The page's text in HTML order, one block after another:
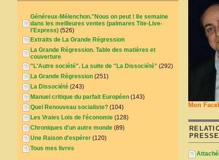
Généreux-Mélenchon."Nous on peut ! 8e semaine
dans les meilleures ventes (palmares Tite-Live-
l'Express) (526)
Extraits de La Grande Régression
La Grande Régression. Table des matières et
couverture
"L'Autre société". La suite de "La Dissociété" (292)
La Grande Régression (251)
La Dissociété (243)
Manuel critique du parfait Européen (143)
Quel Renouveau socialiste? (104)
Les Vraies Lois de l'économie (128)
Chroniques d'un autre monde (89)
Une Raison d'espérer (120)
Tous mes livres
Mon
PRESSE